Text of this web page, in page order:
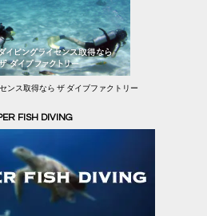
ンス取得なら ザ ダイブファクトリー
FISH DIVING